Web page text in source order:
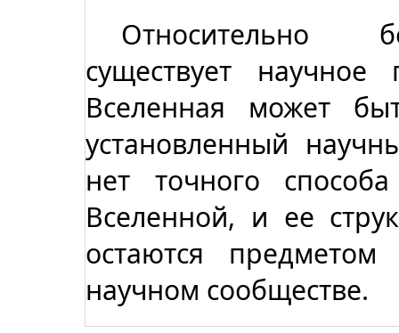
Относительно
существует
Вселенная может
установленный
нет точного
Вселенной, и ее
остаются
научном сообществе.